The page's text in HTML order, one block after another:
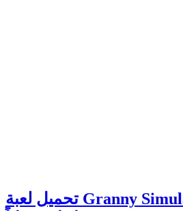
تحميل لعبة Granny Simulator للكمبيوتر